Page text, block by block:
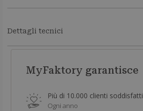
Dettagli tecnici
MyFaktory garantisce
Più di 10.000 clienti soddisfatti
Ogni anno